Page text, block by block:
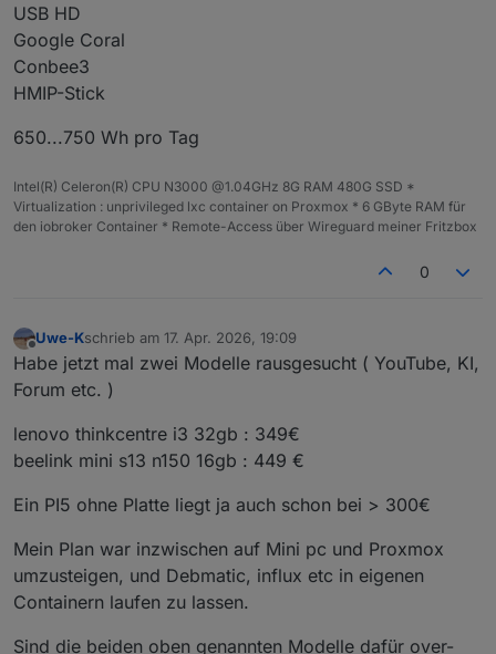
USB HD
Google Coral
Conbee3
HMIP-Stick
650...750 Wh pro Tag
Intel(R) Celeron(R) CPU N3000 @1.04GHz 8G RAM 480G SSD *
Virtualization : unprivileged lxc container on Proxmox * 6 GByte RAM für
den iobroker Container * Remote-Access über Wireguard meiner Fritzbox
0
Offline
Uwe-Kschrieb am 17. Apr. 2026, 19:09
zuletzt editiert von
Habe jetzt mal zwei Modelle rausgesucht ( YouTube, KI,
Forum etc. )
lenovo thinkcentre i3 32gb : 349€
beelink mini s13 n150 16gb : 449 €
Ein PI5 ohne Platte liegt ja auch schon bei > 300€
Mein Plan war inzwischen auf Mini pc und Proxmox
umzusteigen, und Debmatic, influx etc in eigenen
Containern laufen zu lassen.
Sind die beiden oben genannten Modelle dafür over-